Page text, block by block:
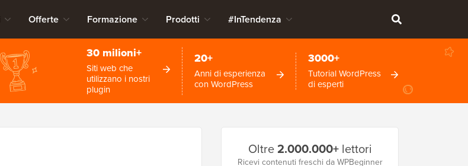
Offerte Formazione Prodotti #InTendenza
30 milioni+
Siti web che
utilizzano i nostri
plugin
20+
Anni di esperienza
con WordPress
3000+
Tutorial WordPress
di esperti
laterale
Oltre2.000.000+lettori
Ricevi contenuti freschi da WPBeginner